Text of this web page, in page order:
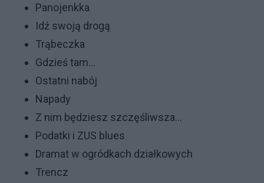
Panojenkka
Idź swoją drogą
Trąbeczka
Gdzieś tam...
Ostatni nabój
Napady
Z nim będziesz szczęśliwsza...
Podatki i ZUS blues
Dramat w ogródkach działkowych
Trencz